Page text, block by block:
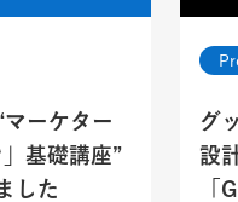
ーケター
基礎講座”
した
グ
設
「